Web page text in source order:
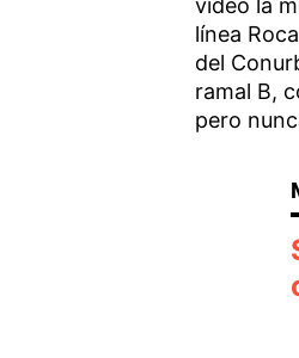
video la
línea
del
ramal B,
pero